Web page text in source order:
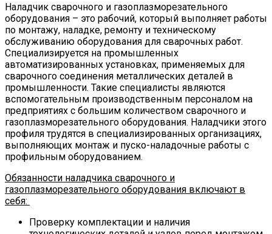
Наладчик сварочного и газоплазморезательного
оборудования – это рабочий, который выполняет работы
по монтажу, наладке, ремонту и техническому
обслуживанию оборудования для сварочных работ.
Специализируется на промышленных
автоматизированных установках, применяемых для
сварочного соединения металлических деталей в
промышленности. Такие специалисты являются
вспомогательным производственным персоналом на
предприятиях с большим количеством сварочного и
газоплазморезательного оборудования. Наладчики этого
профиля трудятся в специализированных организациях,
выполняющих монтаж и пуско-наладочные работы с
профильным оборудованием.
Обязанности наладчика сварочного и
газоплазморезательного оборудования включают в
себя:
Проверку комплектации и наличия